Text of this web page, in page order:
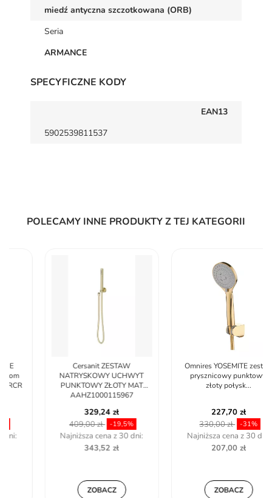
miedź antyczna szczotkowana (ORB)
Seria
ARMANCE
SPECYFICZNE KODY
EAN13
5902539811537
POLECAMY INNE PRODUKTY Z TEJ KATEGORII
Cersanit ZESTAW
NATRYSKOWY UCHWYT
PUNKTOWY ZŁOTY MAT
AAHZ1000115967
329,24 zł
409,00 zł -19,5%
Najniższa cena z 30 dni:
343,52 zł
ZOBACZ
Omnires YOSEMITE zestaw
prysznicowy punktowy,
złoty połysk...
227,70 zł
330,00 zł -31%
Najniższa cena z 30 dni:
207,00 zł
ZOBACZ